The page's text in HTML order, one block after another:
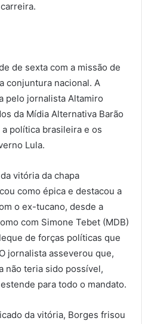
de sexta com a missão de
conjuntura nacional. A
pelo jornalista Altamiro
da Mídia Alternativa Barão
política brasileira e os
Lula.
vitória da chapa
como épica e destacou a
o ex-tucano, desde a
com Simone Tebet (MDB)
de forças políticas que
jornalista asseverou que,
não teria sido possível,
para todo o mandato.
da vitória, Borges frisou